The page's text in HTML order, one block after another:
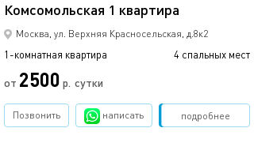
Комсомольская 1 квартира
Москва, ул. Верхняя Красносельская, д.8к2
1-комнатная квартира 4 спальных мест
от 2500 р. сутки
подробнее
Позвонить написать Забронировать